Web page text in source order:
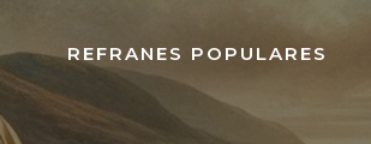
REFRANES POPULARES